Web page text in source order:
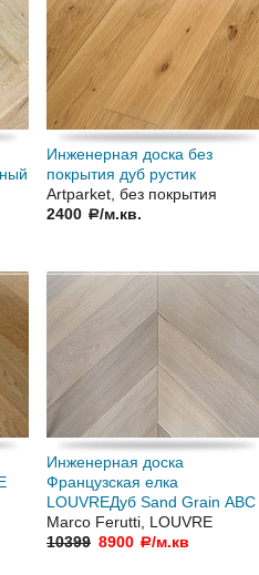
Инженерная доска без
покрытия дуб рустик
Artparket, без покрытия
2400 a/м.кв.
Инженерная доска
Французская елка
LOUVREДуб Sand Grain АВC
Marco Ferutti, LOUVRE
10399 8900 a/м.кв